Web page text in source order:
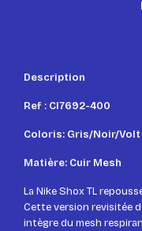
Description
Ref : CI7692-400
Coloris: Gris/Noir/Volt
Matière: Cuir Mesh
La Nike Shox TL
Cette version revisitée
intègre du mesh